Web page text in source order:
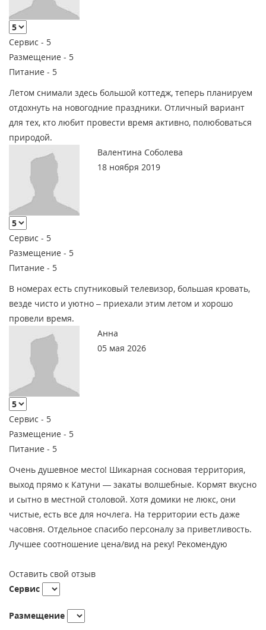
Сервис - 5
Размещение - 5
Питание - 5
Летом снимали здесь большой коттедж, теперь планируем
отдохнуть на новогодние праздники. Отличный вариант
для тех, кто любит провести время активно, полюбоваться
природой.
Валентина Соболева
18 ноября 2019
Сервис - 5
Размещение - 5
Питание - 5
В номерах есть спутниковый телевизор, большая кровать,
везде чисто и уютно – приехали этим летом и хорошо
провели время.
Анна
05 мая 2026
Сервис - 5
Размещение - 5
Питание - 5
Очень душевное место! Шикарная сосновая территория,
выход прямо к Катуни — закаты волшебные. Кормят вкусно
и сытно в местной столовой. Хотя домики не люкс, они
чистые, есть все для ночлега. На территории есть даже
часовня. Отдельное спасибо персоналу за приветливость.
Лучшее соотношение цена/вид на реку! Рекомендую
Оставить свой отзыв
Сервис
Размещение